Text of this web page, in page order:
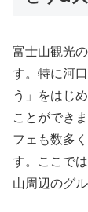
富士山観光
す。特に河
う」をはじ
ことができ
フェも数多
す。ここで
山周辺のグ